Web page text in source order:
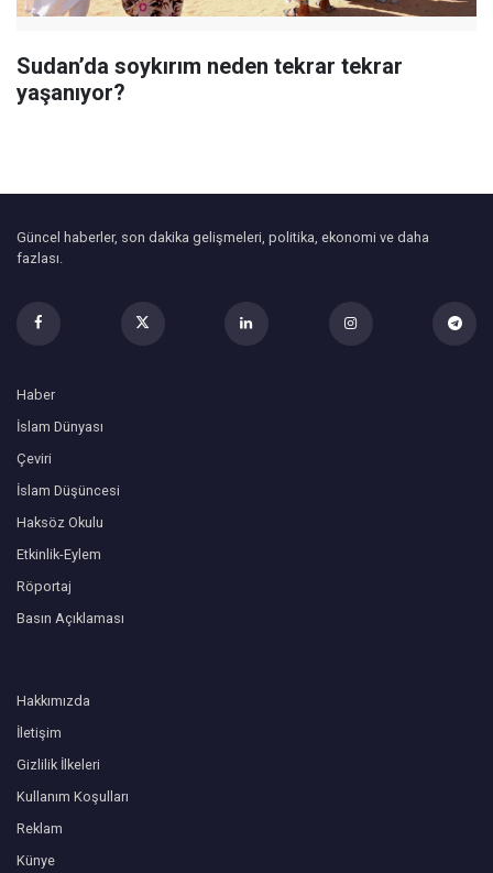
Sudan’da soykırım neden tekrar tekrar
yaşanıyor?
Güncel haberler, son dakika gelişmeleri, politika, ekonomi ve daha
fazlası.
Haber
İslam Dünyası
Çeviri
İslam Düşüncesi
Haksöz Okulu
Etkinlik-Eylem
Röportaj
Basın Açıklaması
Hakkımızda
İletişim
Gizlilik İlkeleri
Kullanım Koşulları
Reklam
Künye